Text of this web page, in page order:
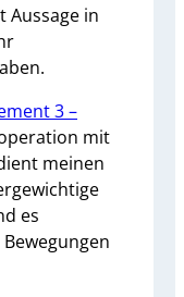
Aussage in
3 –
mit
meinen
es